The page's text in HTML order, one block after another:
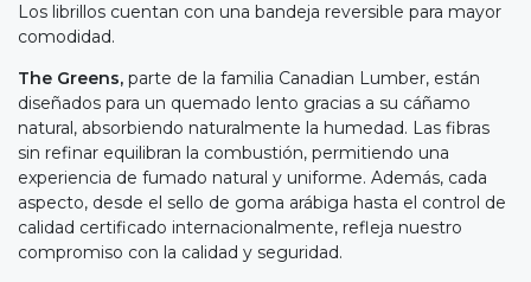
Los librillos cuentan con una bandeja reversible para mayor
comodidad.
The Greens, parte de la familia Canadian Lumber, están
diseñados para un quemado lento gracias a su cáñamo
natural, absorbiendo naturalmente la humedad. Las fibras
sin refinar equilibran la combustión, permitiendo una
experiencia de fumado natural y uniforme. Además, cada
aspecto, desde el sello de goma arábiga hasta el control de
calidad certificado internacionalmente, refleja nuestro
compromiso con la calidad y seguridad.